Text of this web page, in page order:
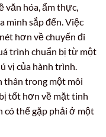
văn hóa, ẩm thực,
mình sắp đến. Việc
hơn về chuyến đi
trình chuẩn bị từ một
vị của hành trình.
thân trong một môi
tốt hơn về mặt tinh
có thể gặp phải ở một